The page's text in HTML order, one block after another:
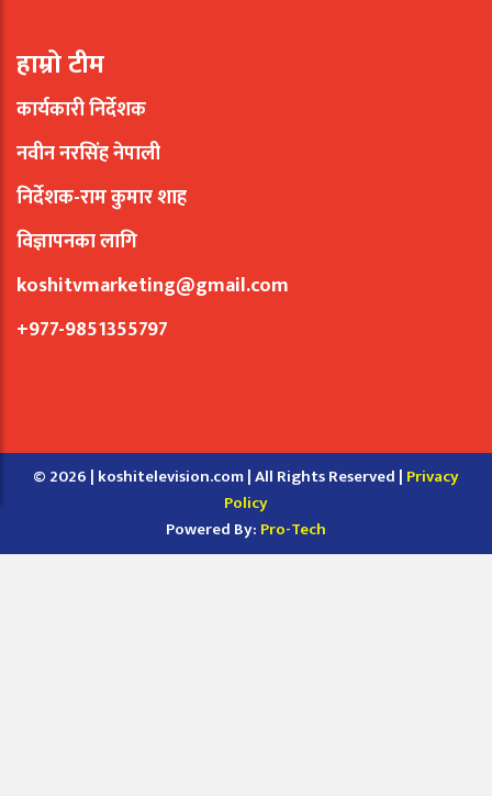
हाम्रो टीम
कार्यकारी निर्देशक
नवीन नरसिंह नेपाली
निर्देशक-राम कुमार शाह
विज्ञापनका लागि
koshitvmarketing@gmail.com
+977-9851355797
© 2026 | koshitelevision.com | All Rights Reserved | Privacy
Policy
Powered By: Pro-Tech